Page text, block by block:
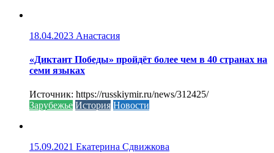
18.04.2023 Анастасия
«Диктант Победы» пройдёт более чем в 40 странах на
семи языках
Источник: https://russkiymir.ru/news/312425/
Зарубежье История Новости
15.09.2021 Екатерина Сдвижкова